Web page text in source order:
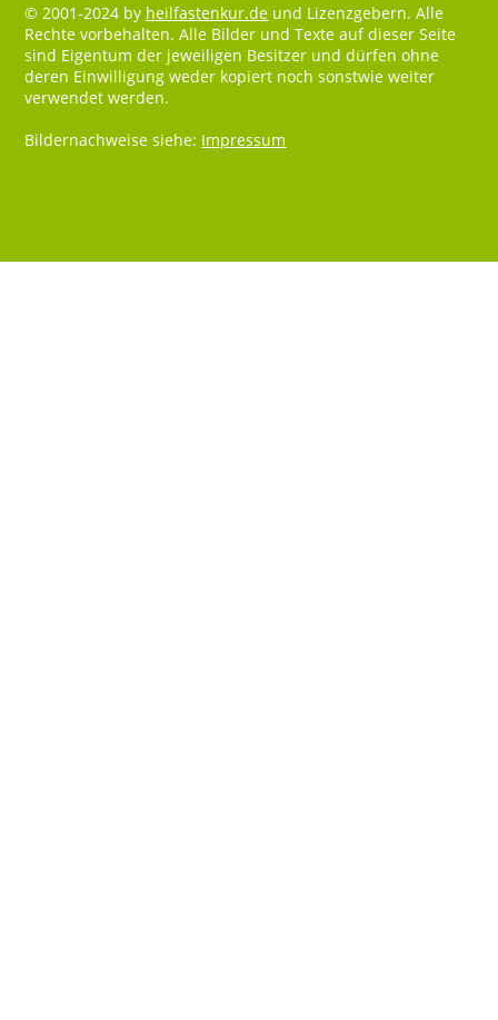
© 2001-2024 by heilfastenkur.de und Lizenzgebern. Alle
Rechte vorbehalten. Alle Bilder und Texte auf dieser Seite
sind Eigentum der jeweiligen Besitzer und dürfen ohne
deren Einwilligung weder kopiert noch sonstwie weiter
verwendet werden.
Bildernachweise siehe: Impressum